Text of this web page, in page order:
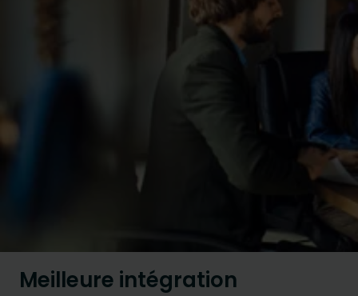
Meilleure intégration